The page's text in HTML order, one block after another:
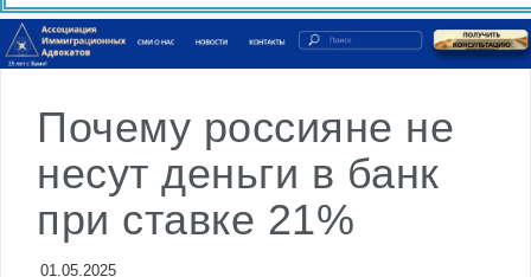
пересмотр условий аренды в ТЦ выросло на
20%
Почему россияне не
несут деньги в банк
при ставке 21%
01.05.2025